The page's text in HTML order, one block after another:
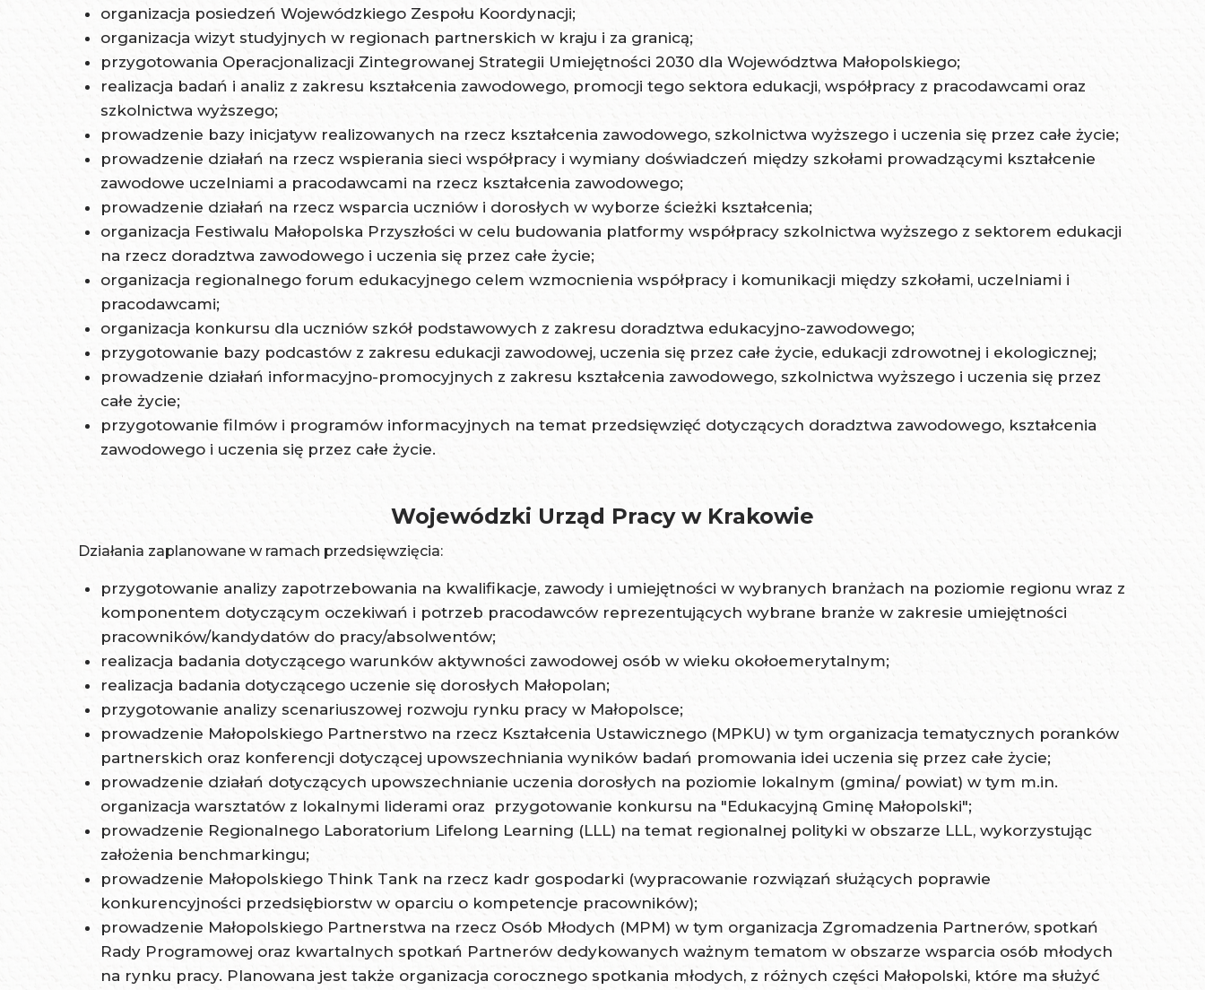
organizacja posiedzeń Wojewódzkiego Zespołu Koordynacji;
organizacja wizyt studyjnych w regionach partnerskich w kraju i za granicą;
przygotowania Operacjonalizacji Zintegrowanej Strategii Umiejętności 2030 dla Województwa Małopolskiego;
realizacja badań i analiz z zakresu kształcenia zawodowego, promocji tego sektora edukacji, współpracy z pracodawcami oraz
szkolnictwa wyższego;
prowadzenie bazy inicjatyw realizowanych na rzecz kształcenia zawodowego, szkolnictwa wyższego i uczenia się przez całe życie;
prowadzenie działań na rzecz wspierania sieci współpracy i wymiany doświadczeń między szkołami prowadzącymi kształcenie
zawodowe uczelniami a pracodawcami na rzecz kształcenia zawodowego;
prowadzenie działań na rzecz wsparcia uczniów i dorosłych w wyborze ścieżki kształcenia;
organizacja Festiwalu Małopolska Przyszłości w celu budowania platformy współpracy szkolnictwa wyższego z sektorem edukacji
na rzecz doradztwa zawodowego i uczenia się przez całe życie;
organizacja regionalnego forum edukacyjnego celem wzmocnienia współpracy i komunikacji między szkołami, uczelniami i
pracodawcami;
organizacja konkursu dla uczniów szkół podstawowych z zakresu doradztwa edukacyjno-zawodowego;
przygotowanie bazy podcastów z zakresu edukacji zawodowej, uczenia się przez całe życie, edukacji zdrowotnej i ekologicznej;
prowadzenie działań informacyjno-promocyjnych z zakresu kształcenia zawodowego, szkolnictwa wyższego i uczenia się przez
całe życie;
przygotowanie filmów i programów informacyjnych na temat przedsięwzięć dotyczących doradztwa zawodowego, kształcenia
zawodowego i uczenia się przez całe życie.
Wojewódzki Urząd Pracy w Krakowie
Działania zaplanowane w ramach przedsięwzięcia:
przygotowanie analizy zapotrzebowania na kwalifikacje, zawody i umiejętności w wybranych branżach na poziomie regionu wraz z
komponentem dotyczącym oczekiwań i potrzeb pracodawców reprezentujących wybrane branże w zakresie umiejętności
pracowników/kandydatów do pracy/absolwentów;
realizacja badania dotyczącego warunków aktywności zawodowej osób w wieku okołoemerytalnym;
realizacja badania dotyczącego uczenie się dorosłych Małopolan;
przygotowanie analizy scenariuszowej rozwoju rynku pracy w Małopolsce;
prowadzenie Małopolskiego Partnerstwo na rzecz Kształcenia Ustawicznego (MPKU) w tym organizacja tematycznych poranków
partnerskich oraz konferencji dotyczącej upowszechniania wyników badań promowania idei uczenia się przez całe życie;
prowadzenie działań dotyczących upowszechnianie uczenia dorosłych na poziomie lokalnym (gmina/ powiat) w tym m.in.
organizacja warsztatów z lokalnymi liderami oraz przygotowanie konkursu na "Edukacyjną Gminę Małopolski";
prowadzenie Regionalnego Laboratorium Lifelong Learning (LLL) na temat regionalnej polityki w obszarze LLL, wykorzystując
założenia benchmarkingu;
prowadzenie Małopolskiego Think Tank na rzecz kadr gospodarki (wypracowanie rozwiązań służących poprawie
konkurencyjności przedsiębiorstw w oparciu o kompetencje pracowników);
prowadzenie Małopolskiego Partnerstwa na rzecz Osób Młodych (MPM) w tym organizacja Zgromadzenia Partnerów, spotkań
Rady Programowej oraz kwartalnych spotkań Partnerów dedykowanych ważnym tematom w obszarze wsparcia osób młodych
na rynku pracy. Planowana jest także organizacja corocznego spotkania młodych, z różnych części Małopolski, które ma służyć